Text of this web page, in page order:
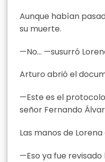
Aunque habían
su muerte.
—No… —susurró
Arturo abrió el
—Este es el
señor Fernando
Las manos de
—Eso ya fue revisado